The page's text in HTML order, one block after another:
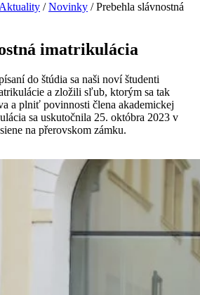
Aktuality /Novinky /Prebehla slávnostná
imatrikulácia
do štúdia sa naši noví študenti
a zložili sľub, ktorým sa tak
a plniť povinnosti člena akademickej
sa uskutočnila 25. októbra 2023 v
na přerovskom zámku.